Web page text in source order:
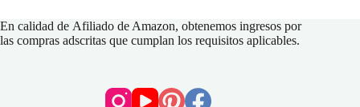
En calidad de Afiliado de Amazon, obtenemos ingresos por
las compras adscritas que cumplan los requisitos aplicables.